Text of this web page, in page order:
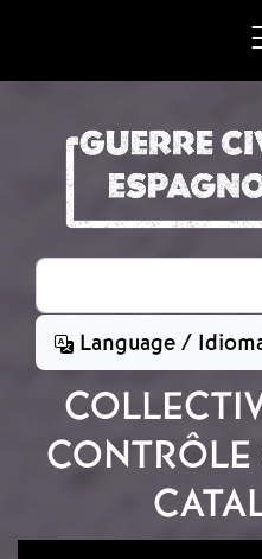
Rechercher
Language /